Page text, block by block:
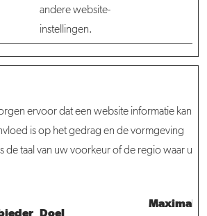
andere website-
instellingen.
ervoor dat een website informatie kan
is op het gedrag en de vormgeving
de taal van uw voorkeur of de regio waar u
Doel
Maximale